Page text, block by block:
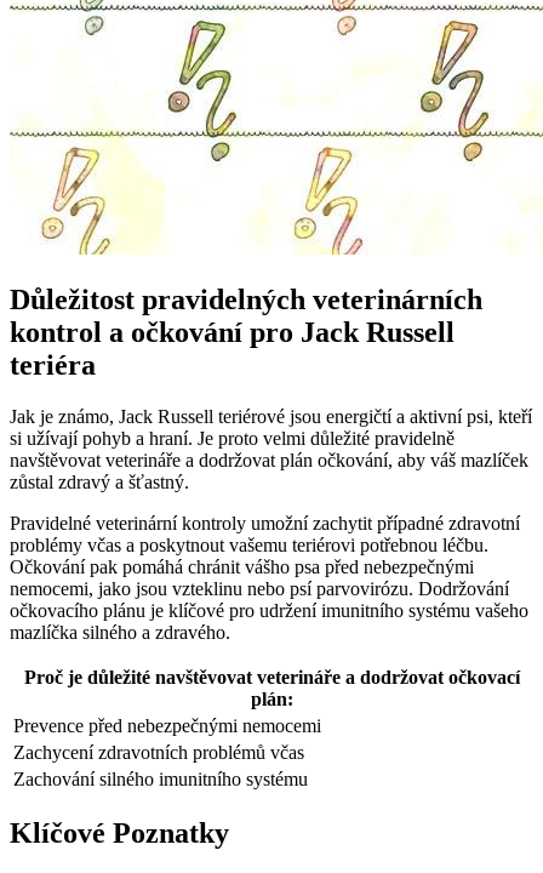
Důležitost pravidelných veterinárních
kontrol a očkování pro Jack Russell
teriéra
Jak je známo, Jack Russell teriérové jsou energičtí a aktivní psi, kteří
si užívají pohyb a hraní. Je proto velmi důležité pravidelně
navštěvovat veterináře a dodržovat plán očkování, aby váš mazlíček
zůstal zdravý a šťastný.
Pravidelné veterinární kontroly umožní zachytit případné zdravotní
problémy včas a poskytnout vašemu teriérovi potřebnou léčbu.
Očkování pak pomáhá chránit vášho psa před nebezpečnými
nemocemi, jako jsou vzteklinu nebo psí parvovirózu. Dodržování
očkovacího plánu je klíčové pro udržení imunitního systému vašeho
mazlíčka silného a zdravého.
Proč je důležité navštěvovat veterináře a dodržovat očkovací
plán:
Prevence před nebezpečnými nemocemi
Zachycení zdravotních problémů včas
Zachování silného imunitního systému
Klíčové Poznatky